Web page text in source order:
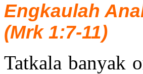
Engkaulah
(Mrk 1:7-11)
Tatkala banyak